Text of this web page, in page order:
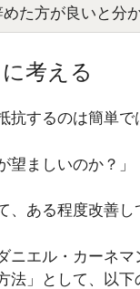
た方が良いと分
考える
抗するのは簡単
望ましいのか？」
、ある程度改善
ニエル・カーネ
法」として、以